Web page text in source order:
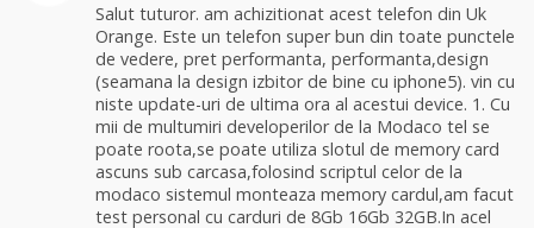
Salut tuturor. am achizitionat acest telefon din Uk
Orange. Este un telefon super bun din toate punctele
de vedere, pret performanta, performanta,design
(seamana la design izbitor de bine cu iphone5). vin cu
niste update-uri de ultima ora al acestui device. 1. Cu
mii de multumiri developerilor de la Modaco tel se
poate roota,se poate utiliza slotul de memory card
ascuns sub carcasa,folosind scriptul celor de la
modaco sistemul monteaza memory cardul,am facut
test personal cu carduri de 8Gb 16Gb 32GB.In acel